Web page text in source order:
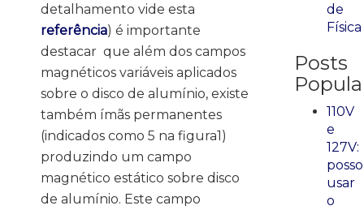
detalhamento vide esta
referência) é importante
destacar que além dos campos
magnéticos variáveis aplicados
sobre o disco de alumínio, existe
também ímãs permanentes
(indicados como 5 na figura1)
produzindo um campo
magnético estático sobre disco
de alumínio. Este campo
de
Física
Posts
110V
e
127V:
posso
usar
o